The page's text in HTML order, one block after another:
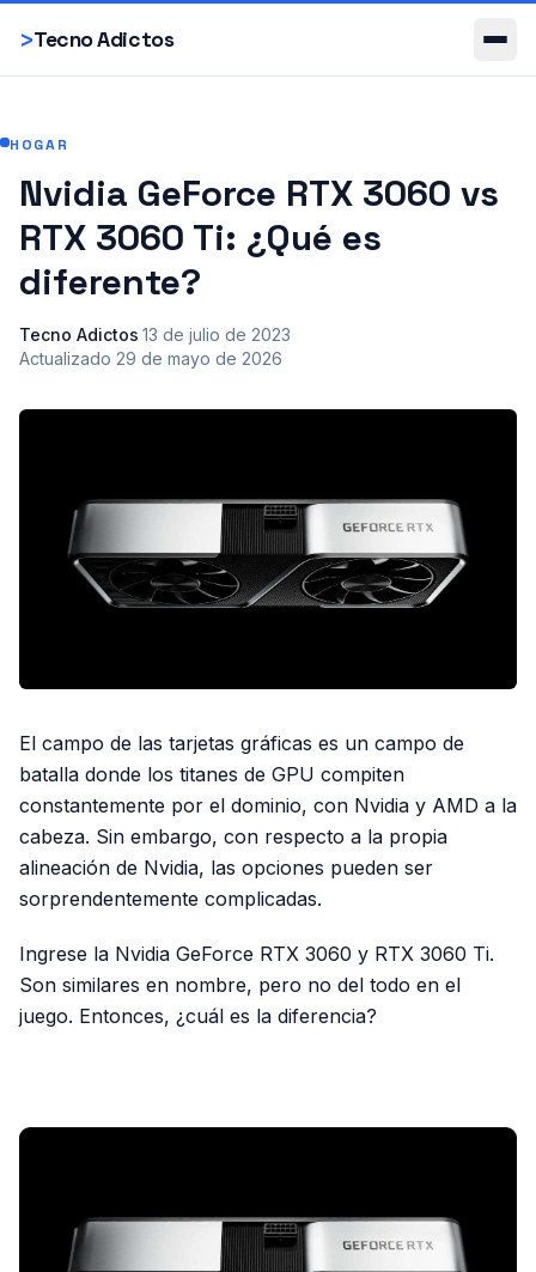
>Tecno Adictos
Smartphones
HOGAR
Nvidia GeForce RTX 3060 vs
RTX 3060 Ti: ¿Qué es
diferente?
Tecno Adictos·13 de julio de 2023·
Actualizado 29 de mayo de 2026
El campo de las tarjetas gráficas es un campo de
batalla donde los titanes de GPU compiten
constantemente por el dominio, con Nvidia y AMD a la
cabeza. Sin embargo, con respecto a la propia
alineación de Nvidia, las opciones pueden ser
sorprendentemente complicadas.
Ingrese la Nvidia GeForce RTX 3060 y RTX 3060 Ti.
Son similares en nombre, pero no del todo en el
juego. Entonces, ¿cuál es la diferencia?